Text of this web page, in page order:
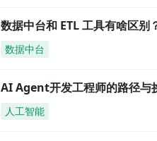
数据中台和 ETL 工具有啥区别
数据中台
AI Agent开发工程师的路径与
人工智能